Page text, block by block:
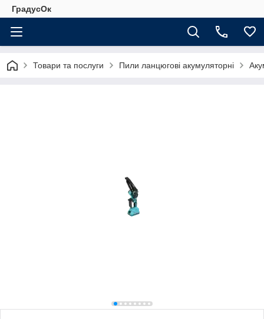
ГрадусОк
Товари та послуги Пили ланцюгові акумуляторні